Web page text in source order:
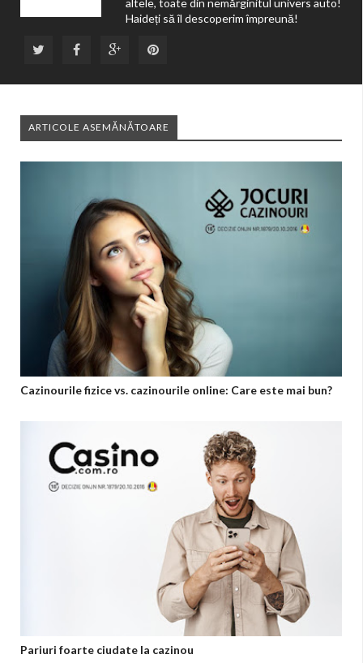
altele, toate din nemărginitul univers auto!
Haideți să îl descoperim împreună!
ARTICOLE ASEMĂNĂTOARE
Cazinourile fizice vs. cazinourile online: Care este mai bun?
Pariuri foarte ciudate la cazinou